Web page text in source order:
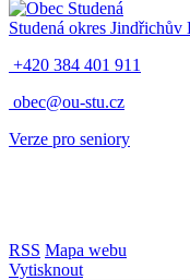
Studená okres Jindřichův
+420 384 401 911
obec@ou-stu.cz
Verze pro seniory
RSS Mapa webu
Vytisknout